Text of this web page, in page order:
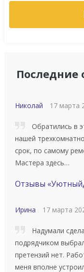
Последние
Николай 17 марта
Обратились в
нашей
срок, по самому
Мастера здесь…
Отзывы
Ирина 17 марта
Надумали
подрядчиком
претензий нет.
меня вполне